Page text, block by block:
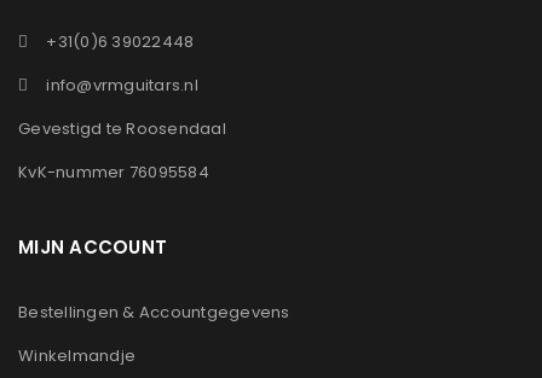
+31(0)6 39022448
info@vrmguitars.nl
Gevestigd te Roosendaal
KvK-nummer 76095584
MIJN ACCOUNT
Bestellingen & Accountgegevens
Winkelmandje